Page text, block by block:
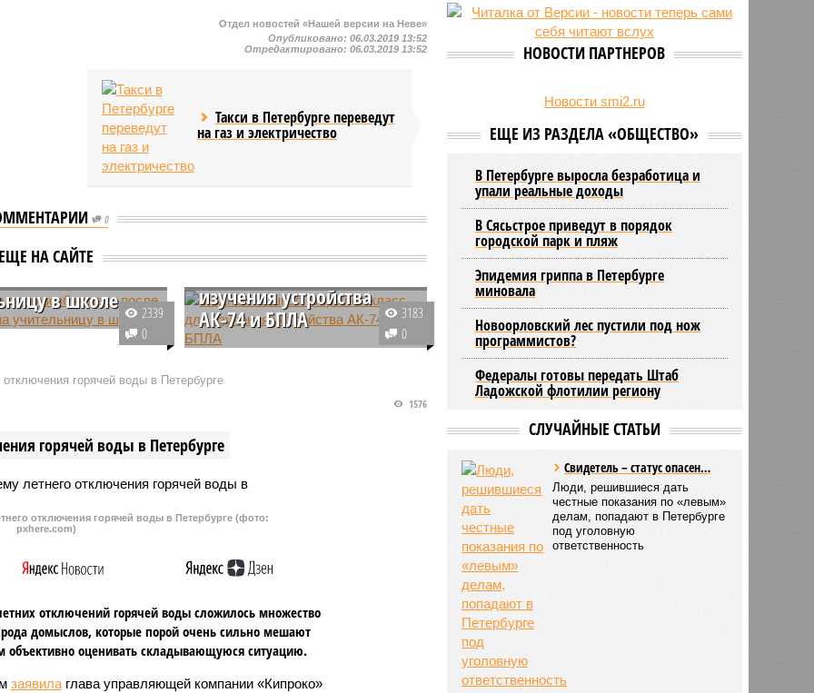
Отдел новостей «Нашей версии на Неве»
Опубликовано:06.03.2019 13:52
Отредактировано:06.03.2019 13:52
Такси в Петербурге переведут
на газ и электричество
0
ЕЩЕ НА САЙТЕ
дело
после
в школе
районе
и нанес ей
2339
0
В одной из школ
изучения устройства
АК-74 и БПЛА
Школы Северной столицы
предназначенными для нового
предмета «Основы безопасности
пришел на смену ОБЖ.
3183
0
горячей воды в Петербурге
горячей воды в Петербурге
1576
отключения горячей воды в Петербурге (фото:
pxhere.com)
отключений горячей воды сложилось множество
рода домыслов, которые порой очень сильно мешают
объективно оценивать складывающуюся ситуацию.
заявилаглава управляющей компании «Кипроко»
Оплатить проезд в наземном
транспорте Петербурга можно
будет по геолокации
отключения горячей воды в
НОВОСТИ ПАРТНЕРОВ
Новости smi2.ru
ЕЩЕ ИЗ РАЗДЕЛА «ОБЩЕСТВО»
В Петербурге выросла безработица и
упали реальные доходы
В Сясьстрое приведут в порядок
городской парк и пляж
Эпидемия гриппа в Петербурге
миновала
Новоорловский лес пустили под нож
программистов?
Федералы готовы передать Штаб
Ладожской флотилии региону
СЛУЧАЙНЫЕ СТАТЬИ
Свидетель – статус опасен…
Люди, решившиеся дать
честные показания по «левым»
делам, попадают в Петербурге
под уголовную
ответственность